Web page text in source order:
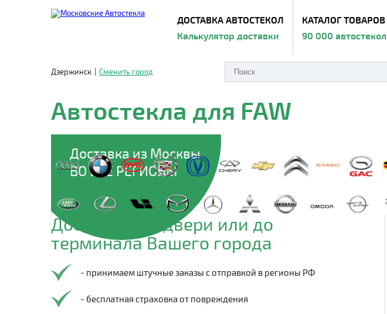
ДОСТАВКА АВТОСТЕКОЛ
Калькулятор доставки
КАТАЛОГ ТОВАРОВ
90 000 автостекол
Дзержинск Сменить город
Автостекла для FAW
Доставка из Москвы
ВО ВСЕ РЕГИОНЫ
Доставим до двери или до
терминала Вашего города
- принимаем штучные заказы с отправкой в регионы РФ
- бесплатная страховка от повреждения